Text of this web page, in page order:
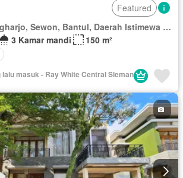
Featured
Sawit, Panggungharjo, Sewon, Bantul, Daerah Istimewa Yogyakarta
3 Kamar mandi
150 m²
masuk - Ray White Central Sleman